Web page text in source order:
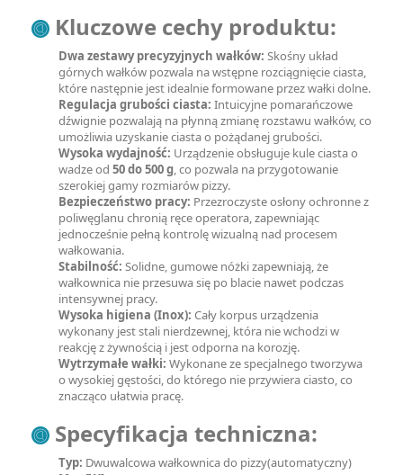
Kluczowe cechy produktu:
Dwa zestawy precyzyjnych wałków: Skośny układ
górnych wałków pozwala na wstępne rozciągnięcie ciasta,
które następnie jest idealnie formowane przez wałki dolne.
Regulacja grubości ciasta: Intuicyjne pomarańczowe
dźwignie pozwalają na płynną zmianę rozstawu wałków, co
umożliwia uzyskanie ciasta o pożądanej grubości.
Wysoka wydajność: Urządzenie obsługuje kule ciasta o
wadze od 50 do 500 g, co pozwala na przygotowanie
szerokiej gamy rozmiarów pizzy.
Bezpieczeństwo pracy: Przezroczyste osłony ochronne z
poliwęglanu chronią ręce operatora, zapewniając
jednocześnie pełną kontrolę wizualną nad procesem
wałkowania.
Stabilność: Solidne, gumowe nóżki zapewniają, że
wałkownica nie przesuwa się po blacie nawet podczas
intensywnej pracy.
Wysoka higiena (Inox): Cały korpus urządzenia
wykonany jest stali nierdzewnej, która nie wchodzi w
reakcję z żywnością i jest odporna na korozję.
Wytrzymałe wałki: Wykonane ze specjalnego tworzywa
o wysokiej gęstości, do którego nie przywiera ciasto, co
znacząco ułatwia pracę.
Specyfikacja techniczna:
Typ: Dwuwalcowa wałkownica do pizzy(automatyczny)